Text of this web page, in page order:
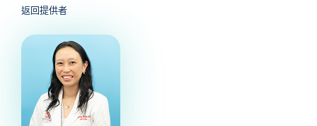
返回提供者